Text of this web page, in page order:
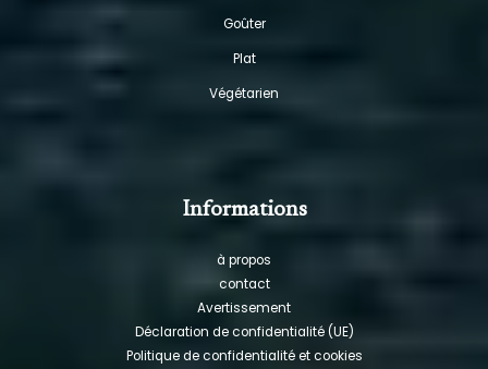
Goûter
Plat
Végétarien
Informations
à propos
contact
Avertissement
Déclaration de confidentialité (UE)
Politique de confidentialité et cookies